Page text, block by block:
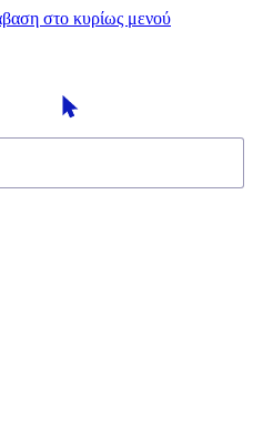
στο κυρίως μενού